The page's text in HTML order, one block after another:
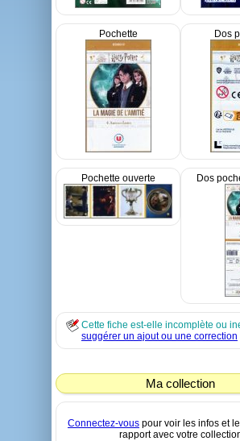
Pochette Dos
Pochette ouverte Dos
Cette fiche est-elle incomplète ou
suggérer un ajout ou une correction
Ma collection
Connectez-vous pour voir les infos et
rapport avec votre